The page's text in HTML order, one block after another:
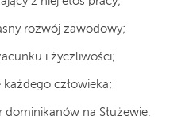
rozwój zawodowy;
i życzliwości;
człowieka;
na Służewie.